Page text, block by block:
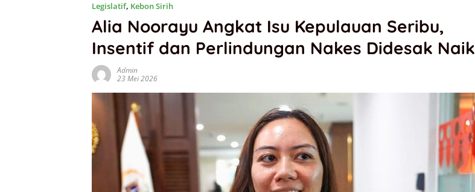
Legislatif, Kebon Sirih
Alia Noorayu Angkat Isu Kepulauan Seribu,
Insentif dan Perlindungan Nakes Didesak Naik
Admin
23 Mei 2026